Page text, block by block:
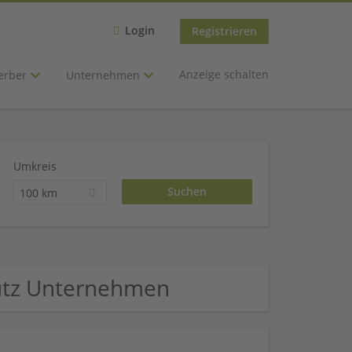
Login Registrieren
Unternehmen Anzeige schalten
Umkreis
100 km
Unternehmen